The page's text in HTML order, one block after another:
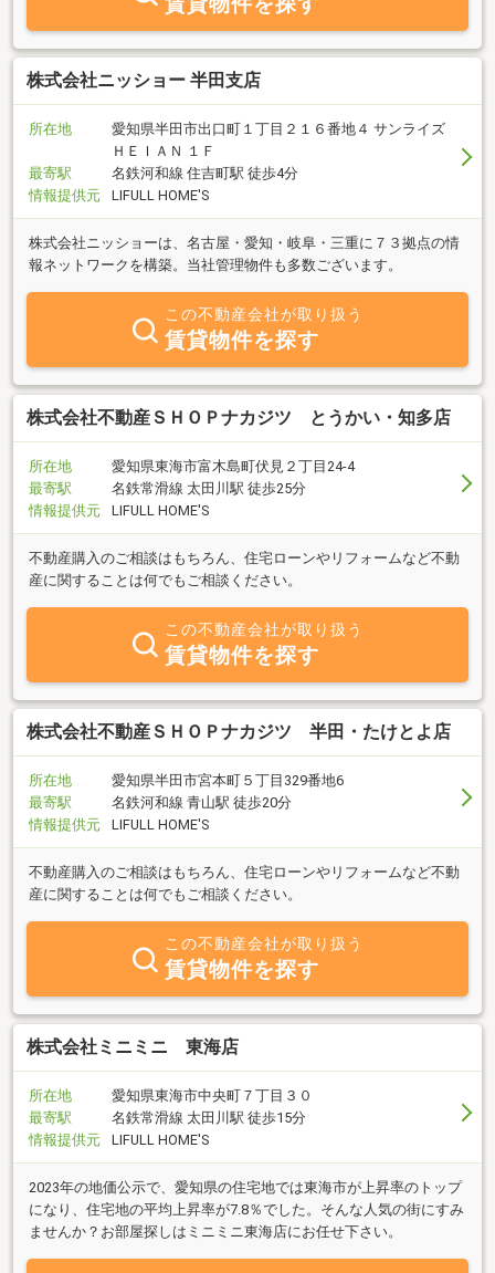
株式会社ニッショー 半田支店
所在地
愛知県半田市出口町１丁目２１６番地４ サンライズ
ＨＥＩＡＮ １Ｆ
最寄駅
名鉄河和線 住吉町駅 徒歩4分
情報提供元
LIFULL HOME'S
株式会社ニッショーは、名古屋・愛知・岐阜・三重に７３拠点の情
報ネットワークを構築。当社管理物件も多数ございます。
この不動産会社が取り扱う
賃貸物件を探す
株式会社不動産ＳＨＯＰナカジツ とうかい・知多店
所在地
愛知県東海市富木島町伏見２丁目24-4
最寄駅
名鉄常滑線 太田川駅 徒歩25分
情報提供元
LIFULL HOME'S
不動産購入のご相談はもちろん、住宅ローンやリフォームなど不動
産に関することは何でもご相談ください。
この不動産会社が取り扱う
賃貸物件を探す
株式会社不動産ＳＨＯＰナカジツ 半田・たけとよ店
所在地
愛知県半田市宮本町５丁目329番地6
最寄駅
名鉄河和線 青山駅 徒歩20分
情報提供元
LIFULL HOME'S
不動産購入のご相談はもちろん、住宅ローンやリフォームなど不動
産に関することは何でもご相談ください。
この不動産会社が取り扱う
賃貸物件を探す
株式会社ミニミニ 東海店
所在地
愛知県東海市中央町７丁目３０
最寄駅
名鉄常滑線 太田川駅 徒歩15分
情報提供元
LIFULL HOME'S
2023年の地価公示で、愛知県の住宅地では東海市が上昇率のトップ
になり、住宅地の平均上昇率が7.8％でした。そんな人気の街にすみ
ませんか？お部屋探しはミニミニ東海店にお任せ下さい。